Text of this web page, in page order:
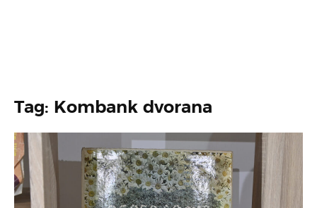
Tag: Kombank dvorana